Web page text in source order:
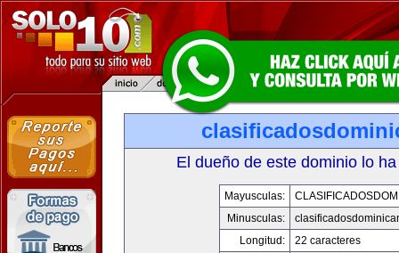
El dueño de este dominio lo
Mayusculas:
Minusculas:
Longitud:
22 caracteres